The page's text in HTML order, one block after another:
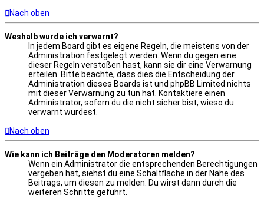
Nach oben
Weshalb wurde ich verwarnt?
In jedem Board gibt es eigene Regeln, die meistens von der
Administration festgelegt werden. Wenn du gegen eine
dieser Regeln verstoßen hast, kann sie dir eine Verwarnung
erteilen. Bitte beachte, dass dies die Entscheidung der
Administration dieses Boards ist und phpBB Limited nichts
mit dieser Verwarnung zu tun hat. Kontaktiere einen
Administrator, sofern du die nicht sicher bist, wieso du
verwarnt wurdest.
Nach oben
Wie kann ich Beiträge den Moderatoren melden?
Wenn ein Administrator die entsprechenden Berechtigungen
vergeben hat, siehst du eine Schaltfläche in der Nähe des
Beitrags, um diesen zu melden. Du wirst dann durch die
weiteren Schritte geführt.